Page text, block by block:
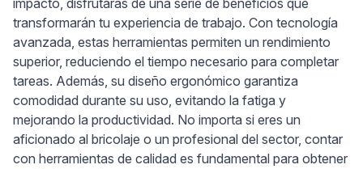
impacto, disfrutarás de una serie de beneficios que
transformarán tu experiencia de trabajo. Con tecnología
avanzada, estas herramientas permiten un rendimiento
superior, reduciendo el tiempo necesario para completar
tareas. Además, su diseño ergonómico garantiza
comodidad durante su uso, evitando la fatiga y
mejorando la productividad. No importa si eres un
aficionado al bricolaje o un profesional del sector, contar
con herramientas de calidad es fundamental para obtener